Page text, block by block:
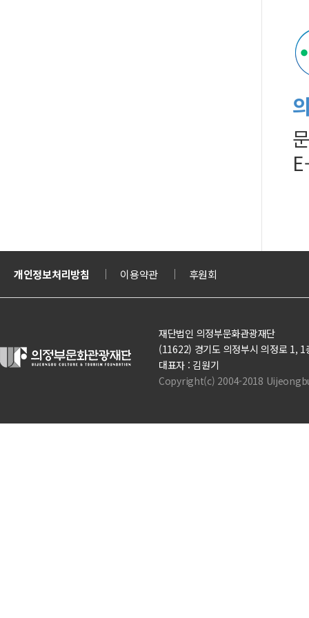
개인정보처리방침 이용약관 후원회
켓 의정부도시교육재단 의정부도시공사
재단법인 의정부문화관광재단
(11622) 경기도 의정부시 의정로
대표자 : 김원기
Copyright(c) 2004-2018